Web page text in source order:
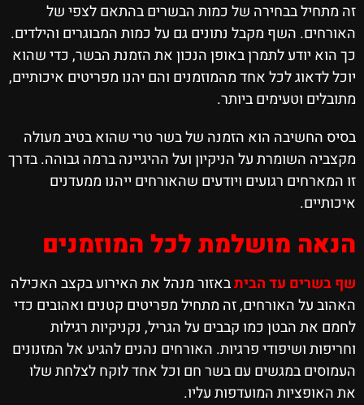
זה מתחיל בבחירה של כמות הבשרים בהתאם לצפי של
האורחים. השף מקבל נתונים גם על כמות המבוגרים והילדים.
כך הוא יודע לתמרן באופן הנכון את הזמנת הבשר, כדי שהוא
יוכל לדאוג לכל אחד מהמוזמנים והם יהנו מפריטים איכותיים,
מתובלים וטעימים ביותר.
בסיס החשיבה הוא הזמנה של בשר טרי שהוא בטיב מעולה
מקצביה השומרת על הניקיון ועל ההיגיינה ברמה גבוהה. בדרך
זו המארחים רגועים ויודעים שהאורחים ייהנו ממעדנים
איכותיים.
הנאה מושלמת לכל המוזמנים
שף בשרים עד הביתבאזור מנהל את האירוע בקצב האכילה
האהוב על האורחים, זה מתחיל מפריטים קטנים ואהובים כדי
לחמם את הבטן כמו קבבים על הגריל, נקניקיות רגילות
וחריפות ושיפודי פרגיות. האורחים נהנים להגיע אל המזנונים
העמוסים במגשים עם בשר חם וכל אחד לוקח לצלחת שלו
את האופציות המועדפות עליו.